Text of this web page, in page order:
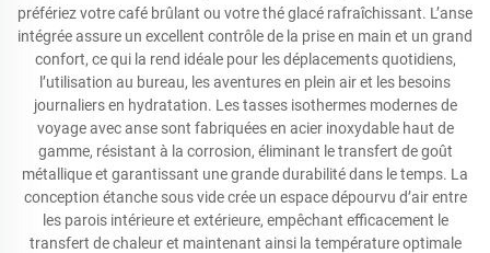
préfériez votre café brûlant ou votre thé glacé rafraîchissant. L’anse
intégrée assure un excellent contrôle de la prise en main et un grand
confort, ce qui la rend idéale pour les déplacements quotidiens,
l’utilisation au bureau, les aventures en plein air et les besoins
journaliers en hydratation. Les tasses isothermes modernes de
voyage avec anse sont fabriquées en acier inoxydable haut de
gamme, résistant à la corrosion, éliminant le transfert de goût
métallique et garantissant une grande durabilité dans le temps. La
conception étanche sous vide crée un espace dépourvu d’air entre
les parois intérieure et extérieure, empêchant efficacement le
transfert de chaleur et maintenant ainsi la température optimale